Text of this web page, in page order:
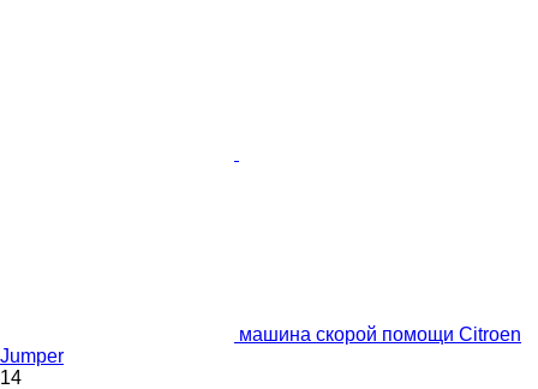
машина скорой помощи Citroen
Jumper
14